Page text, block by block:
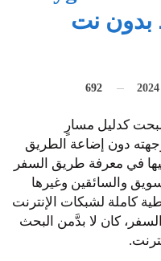
بدون نت
كدليل مسارٍ
دون إضاعة الطريق
في معرفة طريق السفر
والسائقين وغيرها
كاملة لشبكات الإنترنت
كان لا بدَّمن البحث